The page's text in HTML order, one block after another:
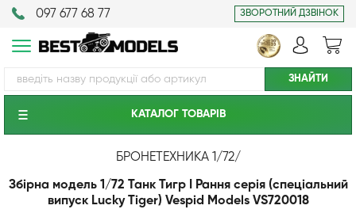
097 677 68 77 ЗВОРОТНИЙ ДЗВІНОК
КАТАЛОГ ТОВАРIВ
БРОНЕТЕХНИКА 1/72/
Збірна модель 1/72 Танк Тигр I Рання серія (спеціальний
випуск Lucky Tiger) Vespid Models VS720018